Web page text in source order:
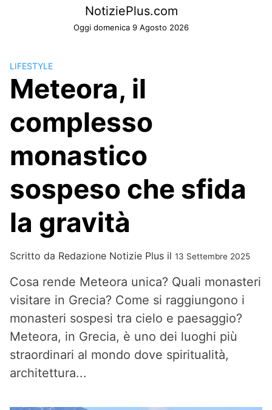
NotiziePlus.com
Oggi domenica 9 Agosto 2026
LIFESTYLE
Meteora, il
complesso
monastico
sospeso che sfida
la gravità
Scritto da Redazione Notizie Plus il 13 Settembre 2025
Cosa rende Meteora unica? Quali monasteri
visitare in Grecia? Come si raggiungono i
monasteri sospesi tra cielo e paesaggio?
Meteora, in Grecia, è uno dei luoghi più
straordinari al mondo dove spiritualità,
architettura...